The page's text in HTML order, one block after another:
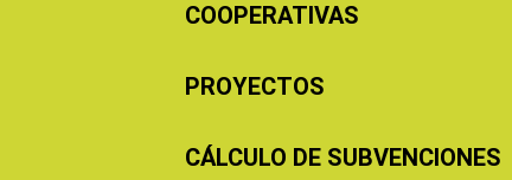
COOPERATIVAS
PROYECTOS
CÁLCULO DE SUBVENCIONES